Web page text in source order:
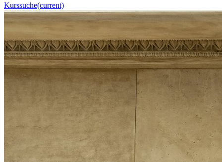
Kurssuche(current)